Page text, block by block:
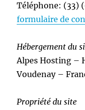
Téléphone: (33)
formulaire de
Hébergement du
Alpes Hosting –
Voudenay –
Propriété du site